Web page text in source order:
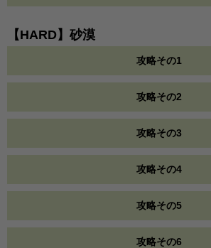
【HARD】砂漠
攻略その1
攻略その2
攻略その3
攻略その4
攻略その5
攻略その6